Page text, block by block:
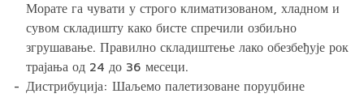
Морате га чувати у строго климатизованом, хладном и
сувом складишту како бисте спречили озбиљно
згрушавање. Правилно складиштење лако обезбеђује рок
трајања од 24 до 36 месеци.
Дистрибуција: Шаљемо палетизоване поруџбине